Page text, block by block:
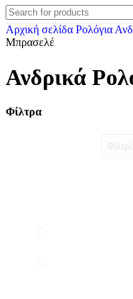
Αρχική σελίδα Ρολόγια
Μπρασελέ
Ανδρικά
Φίλτρα